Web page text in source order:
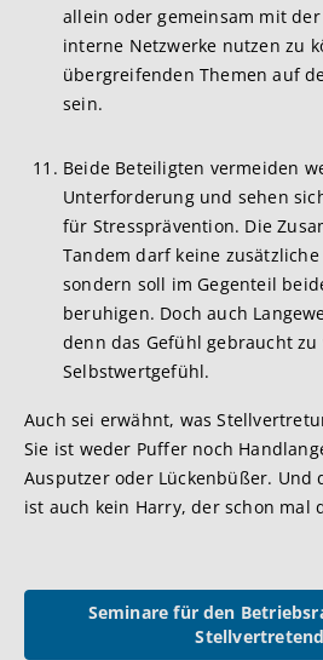
allein oder gemeinsam mit
interne Netzwerke nutzen zu
übergreifenden Themen auf
sein.
Beide Beteiligten vermeiden
Unterforderung und sehen
für Stressprävention. Die
Tandem darf keine
sondern soll im Gegenteil
beruhigen. Doch auch
denn das Gefühl gebraucht
Selbstwertgefühl.
Auch sei erwähnt, was
Sie ist weder Puffer noch
Ausputzer oder Lückenbüßer.
ist auch kein Harry, der schon mal
Seminare für den